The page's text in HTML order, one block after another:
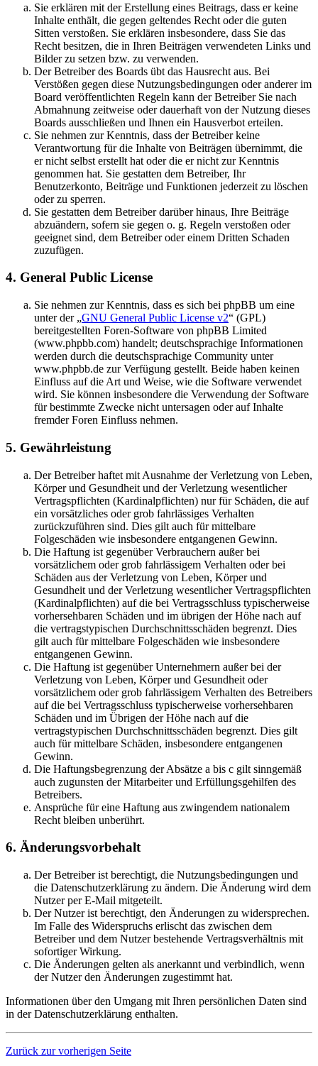
Sie erklären mit der Erstellung eines Beitrags, dass er keine
Inhalte enthält, die gegen geltendes Recht oder die guten
Sitten verstoßen. Sie erklären insbesondere, dass Sie das
Recht besitzen, die in Ihren Beiträgen verwendeten Links und
Bilder zu setzen bzw. zu verwenden.
Der Betreiber des Boards übt das Hausrecht aus. Bei
Verstößen gegen diese Nutzungsbedingungen oder anderer im
Board veröffentlichten Regeln kann der Betreiber Sie nach
Abmahnung zeitweise oder dauerhaft von der Nutzung dieses
Boards ausschließen und Ihnen ein Hausverbot erteilen.
Sie nehmen zur Kenntnis, dass der Betreiber keine
Verantwortung für die Inhalte von Beiträgen übernimmt, die
er nicht selbst erstellt hat oder die er nicht zur Kenntnis
genommen hat. Sie gestatten dem Betreiber, Ihr
Benutzerkonto, Beiträge und Funktionen jederzeit zu löschen
oder zu sperren.
Sie gestatten dem Betreiber darüber hinaus, Ihre Beiträge
abzuändern, sofern sie gegen o. g. Regeln verstoßen oder
geeignet sind, dem Betreiber oder einem Dritten Schaden
zuzufügen.
4. General Public License
Sie nehmen zur Kenntnis, dass es sich bei phpBB um eine
unter der „GNU General Public License v2“ (GPL)
bereitgestellten Foren-Software von phpBB Limited
(www.phpbb.com) handelt; deutschsprachige Informationen
werden durch die deutschsprachige Community unter
www.phpbb.de zur Verfügung gestellt. Beide haben keinen
Einfluss auf die Art und Weise, wie die Software verwendet
wird. Sie können insbesondere die Verwendung der Software
für bestimmte Zwecke nicht untersagen oder auf Inhalte
fremder Foren Einfluss nehmen.
5. Gewährleistung
Der Betreiber haftet mit Ausnahme der Verletzung von Leben,
Körper und Gesundheit und der Verletzung wesentlicher
Vertragspflichten (Kardinalpflichten) nur für Schäden, die auf
ein vorsätzliches oder grob fahrlässiges Verhalten
zurückzuführen sind. Dies gilt auch für mittelbare
Folgeschäden wie insbesondere entgangenen Gewinn.
Die Haftung ist gegenüber Verbrauchern außer bei
vorsätzlichem oder grob fahrlässigem Verhalten oder bei
Schäden aus der Verletzung von Leben, Körper und
Gesundheit und der Verletzung wesentlicher Vertragspflichten
(Kardinalpflichten) auf die bei Vertragsschluss typischerweise
vorhersehbaren Schäden und im übrigen der Höhe nach auf
die vertragstypischen Durchschnittsschäden begrenzt. Dies
gilt auch für mittelbare Folgeschäden wie insbesondere
entgangenen Gewinn.
Die Haftung ist gegenüber Unternehmern außer bei der
Verletzung von Leben, Körper und Gesundheit oder
vorsätzlichem oder grob fahrlässigem Verhalten des Betreibers
auf die bei Vertragsschluss typischerweise vorhersehbaren
Schäden und im Übrigen der Höhe nach auf die
vertragstypischen Durchschnittsschäden begrenzt. Dies gilt
auch für mittelbare Schäden, insbesondere entgangenen
Gewinn.
Die Haftungsbegrenzung der Absätze a bis c gilt sinngemäß
auch zugunsten der Mitarbeiter und Erfüllungsgehilfen des
Betreibers.
Ansprüche für eine Haftung aus zwingendem nationalem
Recht bleiben unberührt.
6. Änderungsvorbehalt
Der Betreiber ist berechtigt, die Nutzungsbedingungen und
die Datenschutzerklärung zu ändern. Die Änderung wird dem
Nutzer per E-Mail mitgeteilt.
Der Nutzer ist berechtigt, den Änderungen zu widersprechen.
Im Falle des Widerspruchs erlischt das zwischen dem
Betreiber und dem Nutzer bestehende Vertragsverhältnis mit
sofortiger Wirkung.
Die Änderungen gelten als anerkannt und verbindlich, wenn
der Nutzer den Änderungen zugestimmt hat.
Informationen über den Umgang mit Ihren persönlichen Daten sind
in der Datenschutzerklärung enthalten.
Zurück zur vorherigen Seite